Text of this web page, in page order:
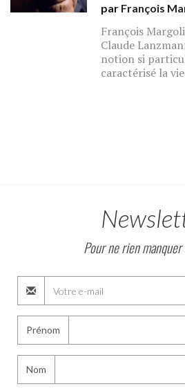
par François
François
Claude
notion si
caractérisé la
Pour ne rien manquer
Prénom
Nom